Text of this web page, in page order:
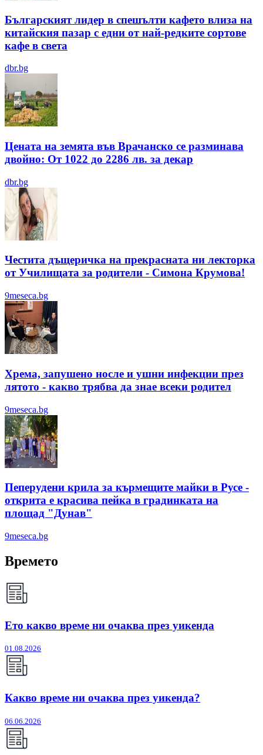
Българският лидер в спешълти кафето влиза на
китайския пазар с едни от най-редките сортове
кафе в света
dbr.bg
Цената на земята във Врачанско се разминава
двойно: От 1022 до 2286 лв. за декар
dbr.bg
Честита дъщеричка на прекрасната ни лекторка
от Училищата за родители - Симона Крумова!
9meseca.bg
Хрема, запушено носле и ушни инфекции през
лятотo - какво трябва да знае всеки родител
9meseca.bg
Пеперудени крила за кърмещите майки в Русе -
открита е красива пейка в градинката на
площад "Дунав"
9meseca.bg
Времето
Ето какво време ни очаква през уикенда
01.08.2026
Какво време ни очаква през уикенда?
06.06.2026